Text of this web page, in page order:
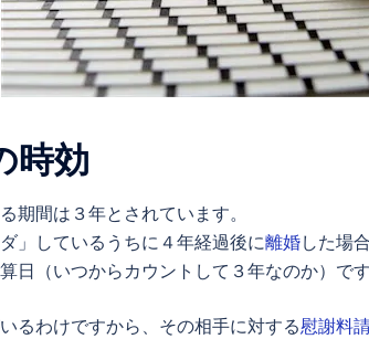
時効
期間は３年とされています。
」しているうちに４年経過後に離婚した場合
日（いつからカウントして３年なのか）です
るわけですから、その相手に対する慰謝料